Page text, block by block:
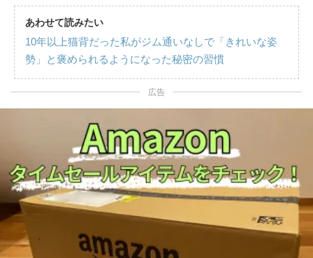
あわせて読みたい
10年以上猫背だった私がジム通いなしで「きれいな姿
勢」と褒められるようになった秘密の習慣
広告